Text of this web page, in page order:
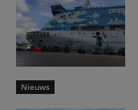
Nieuws